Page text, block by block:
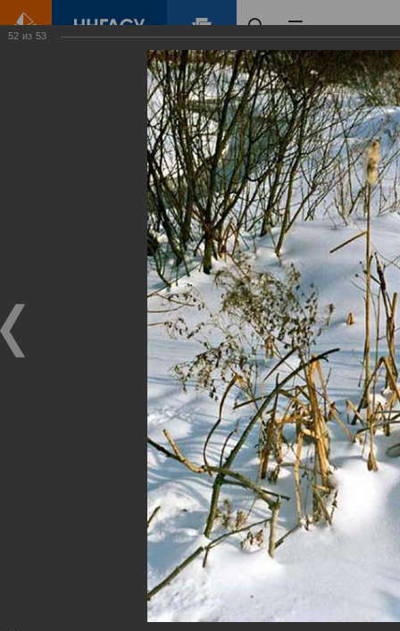
Зеленый Город
Виртуальные
выставки
(фотоальбомы)
52 из 53